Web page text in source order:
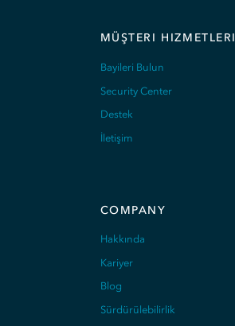
MÜŞTERI HIZMETLERI
Bayileri Bulun
Security Center
Destek
İletişim
COMPANY
Hakkında
Kariyer
Blog
Sürdürülebilirlik